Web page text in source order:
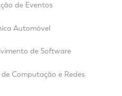
de Eventos
Automóvel
de Software
Computação e Redes